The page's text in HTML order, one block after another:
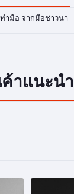
ำมือ จากมือชาวนา
าแนะนำ